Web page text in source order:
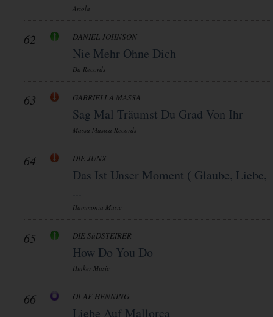
Ariola
62 DANIEL JOHNSON
Nie Mehr Ohne Dich
Da Records
63 GABRIELLA MASSA
Sag Mal Träumst Du Grad Von Ihr
Massa Musica Records
64 DIE JUNX
Das Ist Unser Moment ( Glaube, Liebe,
...
Hammonia Music
65 DIE SüDSTEIRER
How Do You Do
Hinker Music
66 OLAF HENNING
Liebe Auf Mallorca